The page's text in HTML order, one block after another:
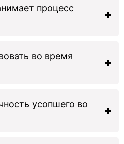
процесс
во время
усопшего во